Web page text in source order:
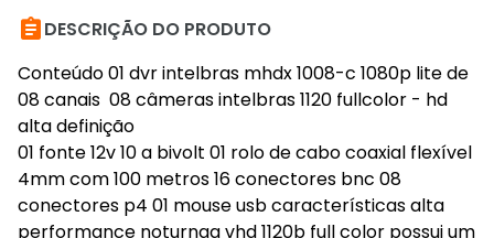
DESCRIÇÃO DO PRODUTO
Conteúdo 01 dvr intelbras mhdx 1008-c 1080p lite de
08 canais 08 câmeras intelbras 1120 fullcolor - hd
alta definição
01 fonte 12v 10 a bivolt 01 rolo de cabo coaxial flexível
4mm com 100 metros 16 conectores bnc 08
conectores p4 01 mouse usb características alta
performance noturnaa vhd 1120b full color possui um